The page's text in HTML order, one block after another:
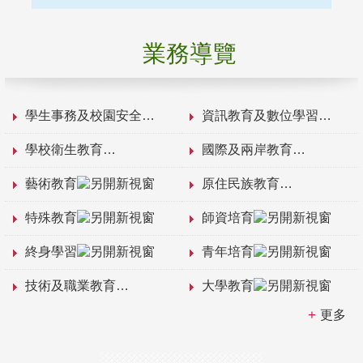
業務導覽
學生事務及校園安全 資訊教育及數位學習
學校衛生教育 國際及兩岸教育
藝術教育 原住民族教育
特殊教育 師資培育
終身學習 青年培育
技術及職業教育 大學教育
更多